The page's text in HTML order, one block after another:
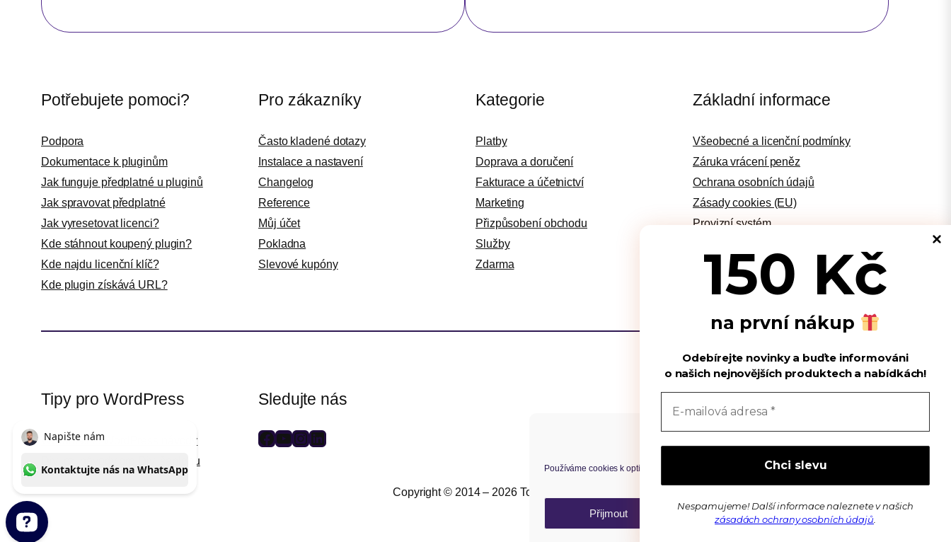
Spravovat souhlas s cookies
Používáme cookies k optimalizaci našich webových stránek a našich služeb.
Přijmout Zavřít Předvolby
150 Kč
na první nákup
Odebírejte novinky a buďte informováni
o našich nejnovějších produktech a nabídkách!
Nespamujeme! Další informace naleznete v našich
zásadách ochrany osobních údajů
Potřebujete pomoci?
Podpora
Dokumentace k pluginům
Jak funguje předplatné u pluginů
Jak spravovat předplatné
Jak vyresetovat licenci?
Kde stáhnout koupený plugin?
Kde najdu licenční klíč?
Kde plugin získává URL?
Pro zákazníky
Často kladené dotazy
Instalace a nastavení
Changelog
Reference
Můj účet
Pokladna
Slevové kupóny
Kategorie
Platby
Doprava a doručení
Fakturace a účetnictví
Marketing
Přizpůsobení obchodu
Služby
Zdarma
Základní informace
Všeobecné a licenční podmínky
Záruka vrácení peněz
Ochrana osobních údajů
Zásady cookies (EU)
Provizní systém
Kontakt
Tipy pro WordPress
WPlama.cz: WordPress návody
Divi.cz: návody pro Divi šablonu
Sledujte nás
F
Y
I
L
Copyright © 2014 – 2026 Toret.cz